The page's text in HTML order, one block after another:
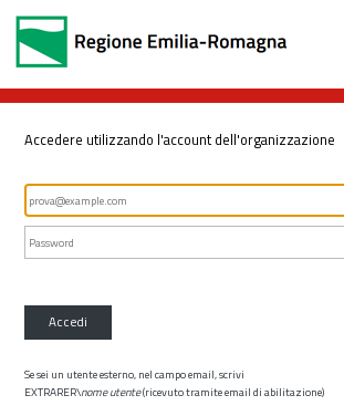
Accedere utilizzando l'account dell'organizzazione
Accedi
Se sei un utente esterno, nel campo email, scrivi
EXTRARER\nome utente(ricevuto tramite email di abilitazione)